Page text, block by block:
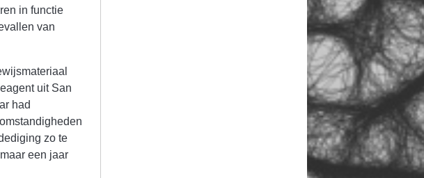
in functie
van
uit San
had
zo te
een jaar